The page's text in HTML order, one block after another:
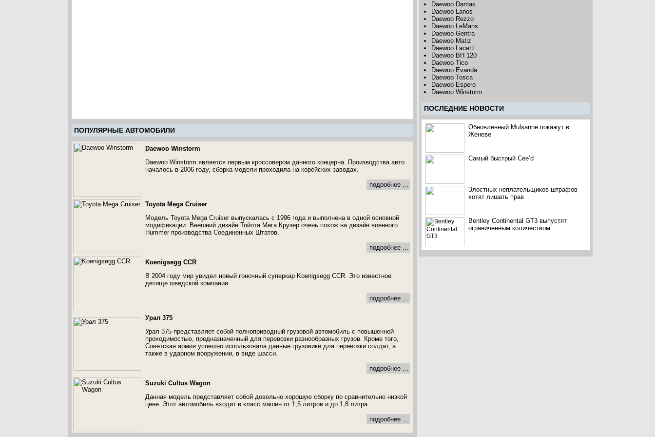
ПОПУЛЯРНЫЕ АВТОМОБИЛИ
Daewoo Winstorm
Daewoo Winstorm является первым кроссовером данного концерна. Производства авто
началось в 2006 году, сборка модели проходила на корейских заводах.
подробнее ...
Toyota Mega Cruiser
Модель Toyota Mega Cruiser выпускалась с 1996 года и выполнена в одной основной
модификации. Внешний дизайн Тойота Мега Крузер очень похож на дизайн военного
Hummer производства Соединенных Штатов.
подробнее ...
Koenigsegg CCR
В 2004 году мир увидел новый гоночный суперкар Koenigsegg CCR. Это известное
детище шведской компании.
подробнее ...
Урал 375
Урал 375 представляет собой полноприводный грузовой автомобиль с повышенной
проходимостью, предназначенный для перевозки разнообразных грузов. Кроме того,
Советская армия успешно использовала данные грузовики для перевозки солдат, а
также в ударном вооружении, в виде шасси.
подробнее ...
Suzuki Cultus Wagon
Данная модель представляет собой довольно хорошую сборку по сравнительно низкой
цене. Этот автомобиль входит в класс машин от 1,5 литров и до 1,8 литра.
подробнее ...
Daewoo Damas
Daewoo Lanos
Daewoo Rezzo
Daewoo LeMans
Daewoo Gentra
Daewoo Matiz
Daewoo Lacetti
Daewoo BH 120
Daewoo Tico
Daewoo Evanda
Daewoo Tosca
Daewoo Espero
Daewoo Winstorm
ПОCЛЕДНИЕ НОВОСТИ
Обновленный Mulsanne покажут в
Женеве
Самый быстрый Cee’d
Злостных неплательщиков штрафов
хотят лишать прав
Bentley Continental GT3 выпустят
ограниченным количеством